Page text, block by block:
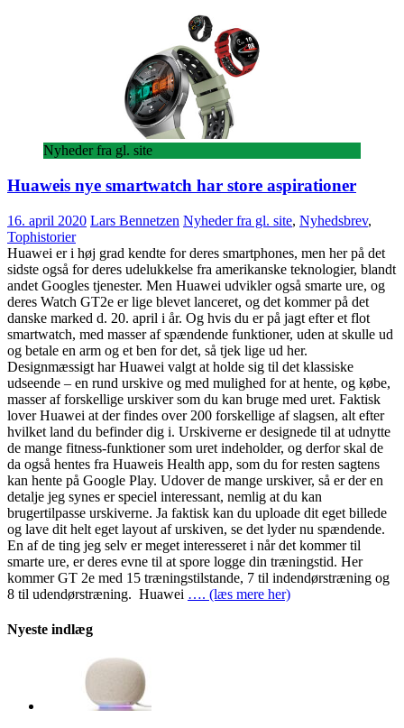
Nyheder fra gl. site
Huaweis nye smartwatch har store aspirationer
16. april 2020 Lars Bennetzen Nyheder fra gl. site, Nyhedsbrev,
Tophistorier
Huawei er i høj grad kendte for deres smartphones, men her på det
sidste også for deres udelukkelse fra amerikanske teknologier, blandt
andet Googles tjenester. Men Huawei udvikler også smarte ure, og
deres Watch GT2e er lige blevet lanceret, og det kommer på det
danske marked d. 20. april i år. Og hvis du er på jagt efter et flot
smartwatch, med masser af spændende funktioner, uden at skulle ud
og betale en arm og et ben for det, så tjek lige ud her.
Designmæssigt har Huawei valgt at holde sig til det klassiske
udseende – en rund urskive og med mulighed for at hente, og købe,
masser af forskellige urskiver som du kan bruge med uret. Faktisk
lover Huawei at der findes over 200 forskellige af slagsen, alt efter
hvilket land du befinder dig i. Urskiverne er designede til at udnytte
de mange fitness-funktioner som uret indeholder, og derfor skal de
da også hentes fra Huaweis Health app, som du for resten sagtens
kan hente på Google Play. Udover de mange urskiver, så er der en
detalje jeg synes er speciel interessant, nemlig at du kan
brugertilpasse urskiverne. Ja faktisk kan du uploade dit eget billede
og lave dit helt eget layout af urskiven, se det lyder nu spændende.
En af de ting jeg selv er meget interesseret i når det kommer til
smarte ure, er deres evne til at spore logge din træningstid. Her
kommer GT 2e med 15 træningstilstande, 7 til indendørstræning og
8 til udendørstræning. Huawei …. (læs mere her)
Nyeste indlæg